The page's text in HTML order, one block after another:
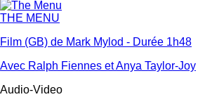
THE MENU
Film (GB) de Mark Mylod - Durée 1h48
Avec Ralph Fiennes et Anya Taylor-Joy
Audio-Video